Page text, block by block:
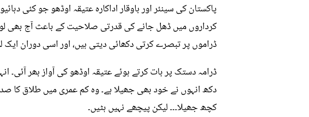
پاکستان کی سینئر اور باوقار اداکارہ عتیقہ اوڈھو جو کئی
کرداروں میں ڈھل جانے کی قدرتی صلاحیت کے باعث آج بھی
ڈراموں پر تبصرے کرتی دکھائی دیتی ہیں، اور اسی دوران
ڈرامہ دستک پر بات کرتے ہوئے عتیقہ اوڈھو کی آواز بھر آئی۔
دکھ انہوں نے خود بھی جھیلا ہے۔ وہ کم عمری میں طلاق کا
کچھ جھیلا۔۔۔ لیکن پیچھے نہیں ہٹیں۔